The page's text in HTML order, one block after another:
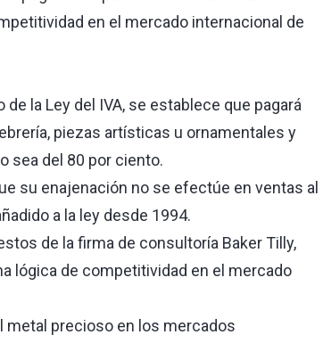
en el mercado internacional de
la Ley del IVA, se establece que pagará
piezas artísticas u ornamentales y
sea del 80 por ciento.
su enajenación no se efectúe en ventas al
a la ley desde 1994.
de la firma de consultoría Baker Tilly,
lógica de competitividad en el mercado
metal precioso en los mercados